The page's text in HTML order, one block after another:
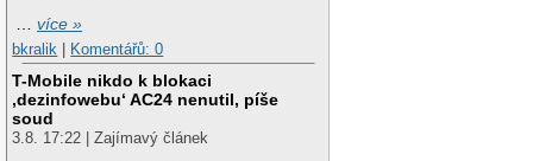
…více »
bkralik
Komentářů: 0
T-Mobile nikdo k blokaci
‚dezinfowebu‘ AC24 nenutil, píše
soud
3.8. 17:22 | Zajímavý článek